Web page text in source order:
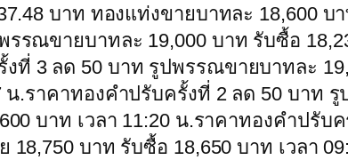
บาท ทองแท่งขายบาทละ 18,600
รณขายบาทละ 19,000 บาท รับซื้อ
ที่ 3 ลด 50 บาท รูปพรรณขายบาทละ
น.ราคาทองคำปรับครั้งที่ 2 ลด 50 บาท
บาท เวลา 11:20 น.ราคาทองคำปรั
18,750 บาท รับซื้อ 18,650 บาท เวลา